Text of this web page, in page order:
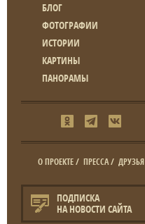
БЛОГ
ФОТОГРАФИИ
ИСТОРИИ
КАРТИНЫ
ПАНОРАМЫ
О ПРОЕКТЕ/ ПРЕССА/ ДРУЗЬЯ
ПОДПИСКА
НА НОВОСТИ САЙТА